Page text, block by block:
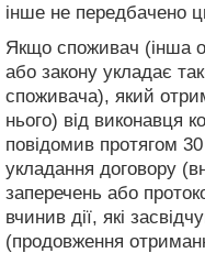
інше не передбачено
Якщо споживач (інша
або закону укладає
споживача), який
нього) від виконавця
повідомив протягом
укладання договору
заперечень або
вчинив дії, які
(продовження